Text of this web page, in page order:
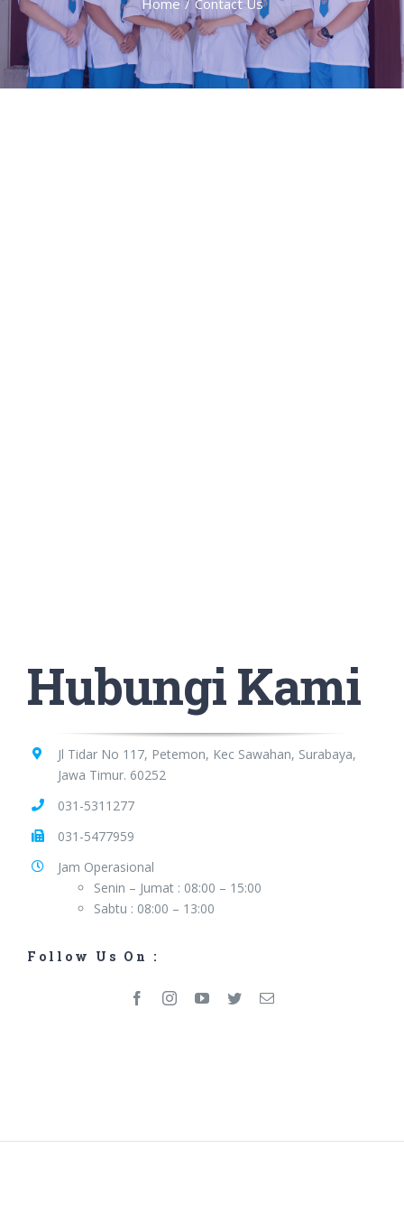
Home / Contact Us
Hubungi Kami
Jl Tidar No 117, Petemon, Kec Sawahan, Surabaya,
Jawa Timur. 60252
031-5311277
031-5477959
Jam Operasional
Senin – Jumat : 08:00 – 15:00
Sabtu : 08:00 – 13:00
Follow Us On :